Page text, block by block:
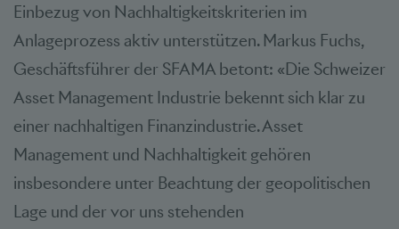
Einbezug von Nachhaltigkeitskriterien im
Anlageprozess aktiv unterstützen. Markus Fuchs,
Geschäftsführer der SFAMA betont: «Die Schweizer
Asset Management Industrie bekennt sich klar zu
einer nachhaltigen Finanzindustrie. Asset
Management und Nachhaltigkeit gehören
insbesondere unter Beachtung der geopolitischen
Lage und der vor uns stehenden